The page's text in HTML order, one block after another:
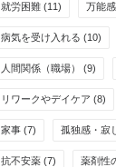
就労困難 (11) 万能感
病気を受け入れる (10)
人間関係（職場） (9)
リワークやデイケア (8)
家事 (7) 孤独感・寂
抗不安薬 (7) 薬剤性